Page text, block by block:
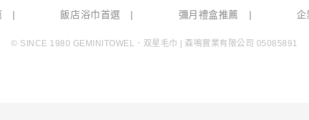
| 飯店浴巾首選 | 彌月禮盒推薦 | 企
© SINCE 1980 GEMINITOWEL．双星毛巾 | 森鳴實業有限公司 05085891